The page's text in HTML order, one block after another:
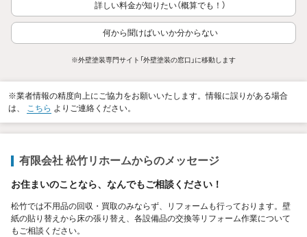
詳しい料金が知りたい（概算でも！）
何から聞けばいいか分からない
※外壁塗装専門サイト「外壁塗装の窓口」に移動します
※業者情報の精度向上にご協力をお願いいたします。情報に誤りがある場合
は、 こちら よりご連絡ください。
有限会社 松竹リホームからのメッセージ
お住まいのことなら、なんでもご相談ください！
松竹では不用品の回収・買取のみならず、リフォームも行っております。壁
紙の貼り替えから床の張り替え、各設備品の交換等リフォーム作業について
もご相談ください。